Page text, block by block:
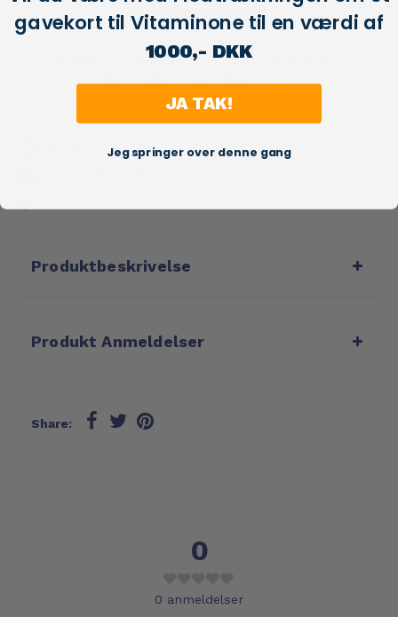
Save: 267,00 kr
Betal sikkert ved hjælp af din foretrukne betalingsmetode
Privatlivs beskyttelse
Produktbeskrivelse
Produkt Anmeldelser
Share:
0
0 anmeldelser
gavekort til Vitaminone til en værdi af
1000,- DKK
JA TAK!
Jeg springer over denne gang